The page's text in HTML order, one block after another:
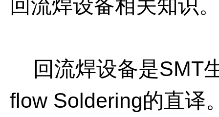
回流焊设备相关知识
回流焊设备是SMT
flow Soldering的直译